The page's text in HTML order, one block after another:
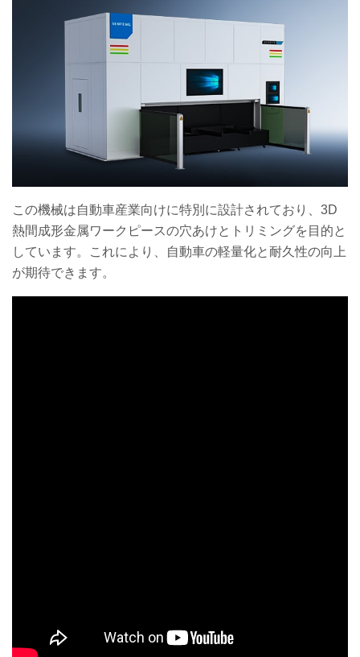
この機械は自動車産業向けに特別に設計されており、3D
熱間成形金属ワークピースの穴あけとトリミングを目的と
しています。これにより、自動車の軽量化と耐久性の向上
が期待できます。